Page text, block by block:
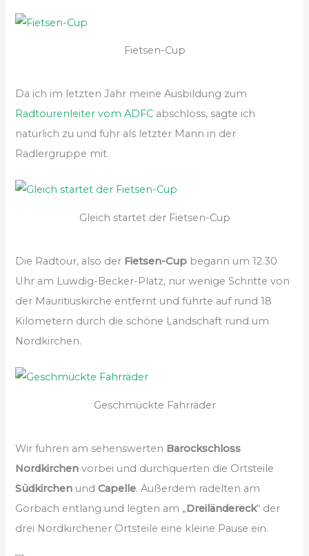
Fietsen-Cup
Da ich im letzten Jahr meine Ausbildung zum
Radtourenleiter vom ADFC abschloss, sagte ich
natürlich zu und fuhr als letzter Mann in der
Radlergruppe mit.
Gleich startet der Fietsen-Cup
Die Radtour, also der Fietsen-Cup begann um 12.30
Uhr am Luwdig-Becker-Platz, nur wenige Schritte von
der Mauritiuskirche entfernt und führte auf rund 18
Kilometern durch die schöne Landschaft rund um
Nordkirchen.
Geschmückte Fahrräder
Wir fuhren am sehenswerten Barockschloss
Nordkirchen vorbei und durchquerten die Ortsteile
Südkirchen undCapelle. Außerdem radelten am
Gorbach entlang und legten am „Dreiländereck“ der
drei Nordkirchener Ortsteile eine kleine Pause ein.